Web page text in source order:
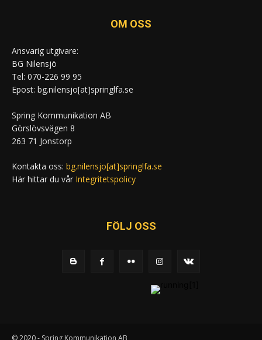
OM OSS
Ansvarig utgivare:
BG Nilensjö
Tel: 070-226 99 95
Epost: bg.nilensjo[at]springlfa.se
Spring Kommunikation AB
Görslövsvägen 8
263 71 Jonstorp
Kontakta oss: bg.nilensjo[at]springlfa.se
Här hittar du vår Integritetspolicy
FÖLJ OSS